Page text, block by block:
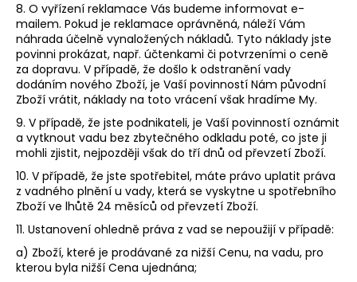
8. O vyřízení reklamace Vás budeme informovat e-
mailem. Pokud je reklamace oprávněná, náleží Vám
náhrada účelně vynaložených nákladů. Tyto náklady jste
povinni prokázat, např. účtenkami či potvrzeními o ceně
za dopravu. V případě, že došlo k odstranění vady
dodáním nového Zboží, je Vaší povinností Nám původní
Zboží vrátit, náklady na toto vrácení však hradíme My.
9. V případě, že jste podnikateli, je Vaší povinností oznámit
a vytknout vadu bez zbytečného odkladu poté, co jste ji
mohli zjistit, nejpozději však do tří dnů od převzetí Zboží.
10. V případě, že jste spotřebitel, máte právo uplatit práva
z vadného plnění u vady, která se vyskytne u spotřebního
Zboží ve lhůtě 24 měsíců od převzetí Zboží.
11. Ustanovení ohledně práva z vad se nepoužijí v případě:
a) Zboží, které je prodávané za nižší Cenu, na vadu, pro
kterou byla nižší Cena ujednána;